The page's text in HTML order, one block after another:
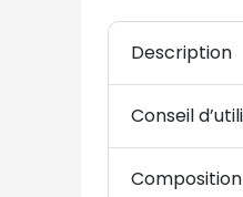
Description
Conseil
Composition